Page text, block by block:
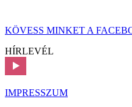
KÖVESS MINKET A
HÍRLEVÉL
IMPRESSZUM